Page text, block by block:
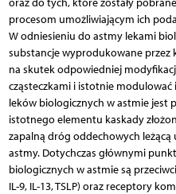
oraz do tych, które zostały
procesom umożliwiającym ich
W odniesieniu do astmy lekami
substancje wyprodukowane
na skutek odpowiedniej
cząsteczkami i istotnie modulować
leków biologicznych w astmie jest
istotnego elementu kaskady
zapalną dróg oddechowych leżącą
astmy. Dotychczas głównymi
biologicznych w astmie są
IL-9, IL-13, TSLP) oraz receptory